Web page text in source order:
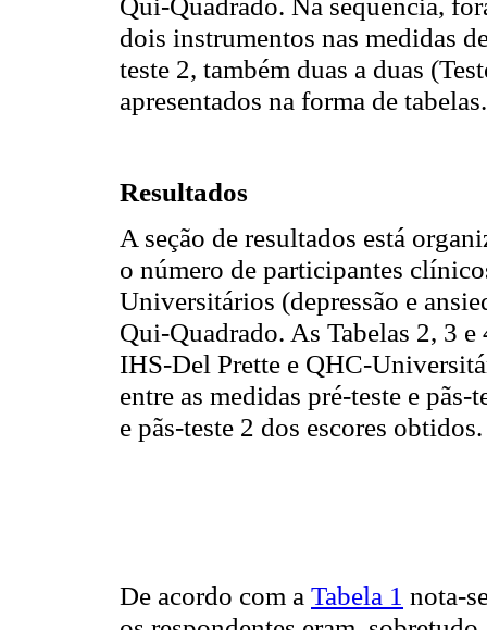
dois instrumentos nas medidas
teste 2, também duas a duas
apresentados na forma de tabelas.
Resultados
A seção de resultados está
o número de participantes
Universitários (depressão e
Qui-Quadrado. As Tabelas 2, 3 e
IHS-Del Prette e QHC-
entre as medidas pré-teste e pãs-
e pãs-teste 2 dos escores obtidos.
De acordo com a Tabela 1 nota-